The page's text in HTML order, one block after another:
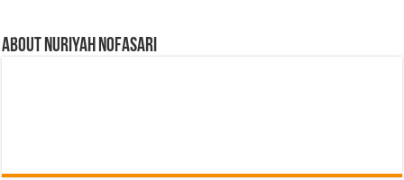
About Nuriyah Nofasari